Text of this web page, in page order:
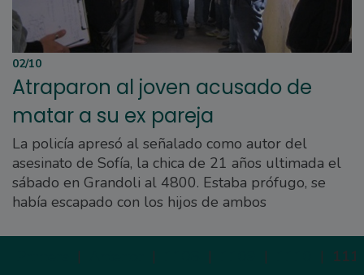
02/10
Atraparon al joven acusado de
matar a su ex pareja
La policía apresó al señalado como autor del
asesinato de Sofía, la chica de 21 años ultimada el
sábado en Grandoli al 4800. Estaba prófugo, se
había escapado con los hijos de ambos
| | | | |